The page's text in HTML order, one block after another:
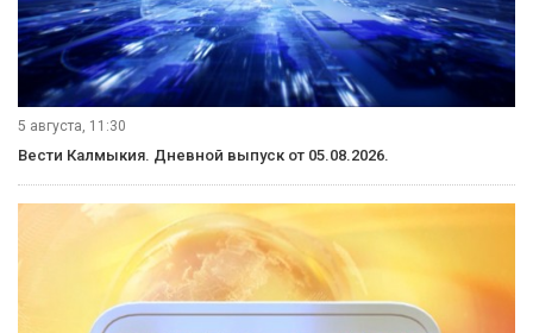
5 августа, 11:30
Вести Калмыкия. Дневной выпуск от 05.08.2026.